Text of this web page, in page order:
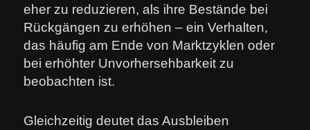
eher zu reduzieren, als ihre Bestände bei
Rückgängen zu erhöhen – ein Verhalten,
das häufig am Ende von Marktzyklen oder
bei erhöhter Unvorhersehbarkeit zu
beobachten ist.
Gleichzeitig deutet das Ausbleiben